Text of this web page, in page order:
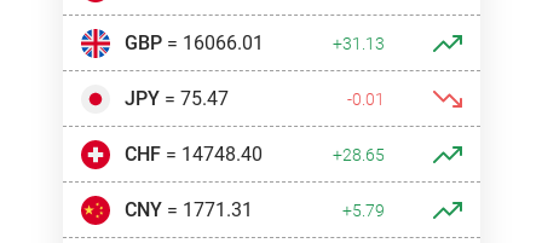
GBP= 16066.01 +31.13
JPY= 75.47 -0.01
CHF= 14748.40 +28.65
CNY= 1771.31 +5.79